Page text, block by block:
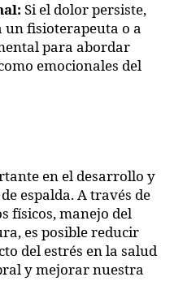
Si el dolor persiste,
fisioterapeuta o a
para abordar
emocionales del
en el desarrollo y
espalda. A través de
físicos, manejo del
es posible reducir
del estrés en la salud
y mejorar nuestra